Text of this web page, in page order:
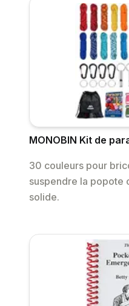
MONOBIN Kit de
30 couleurs pour
suspendre la popote
solide.